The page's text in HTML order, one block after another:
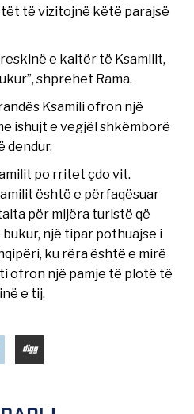
të vizitojnë këtë parajsë
e kaltër të Ksamilit,
shprehet Rama.
Ksamili ofron një
ishujt e vegjël shkëmborë
dendur.
po rritet çdo vit.
është e përfaqësuar
për mijëra turistë që
një tipar pothuajse i
ku rëra është e mirë
ofron një pamje të plotë të
e tij.